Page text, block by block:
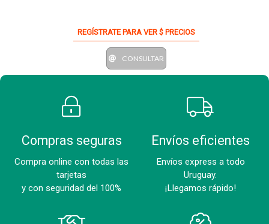
REGÍSTRATE PARA VER $ PRECIOS
CONSULTAR
Compras seguras
Compra online con todas las
tarjetas
y con seguridad del 100%
Envíos eficientes
Envíos express a todo
Uruguay.
¡Llegamos rápido!